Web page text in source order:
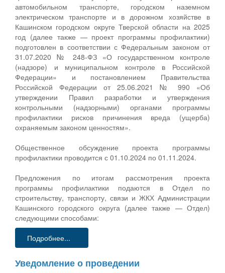
автомобильном транспорте, городском наземном
электрическом транспорте и в дорожном хозяйстве в
Кашинском городском округе Тверской области на 2025
год (далее также — проект программы профилактики)
подготовлен в соответствии с Федеральным законом от
31.07.2020 № 248-ФЗ «О государственном контроле
(надзоре) и муниципальном контроле в Российской
Федерации» и постановлением Правительства
Российской Федерации от 25.06.2021 № 990 «Об
утверждении Правил разработки и утверждения
контрольными (надзорными) органами программы
профилактики рисков причинения вреда (ущерба)
охраняемым законом ценностям».
Общественное обсуждение проекта программы
профилактики проводится с 01.10.2024 по 01.11.2024.
Предложения по итогам рассмотрения проекта
программы профилактики подаются в Отдел по
строительству, транспорту, связи и ЖКХ Администрации
Кашинского городского округа (далее также — Отдел)
следующими способами:
Подробнее...
Уведомление о проведении